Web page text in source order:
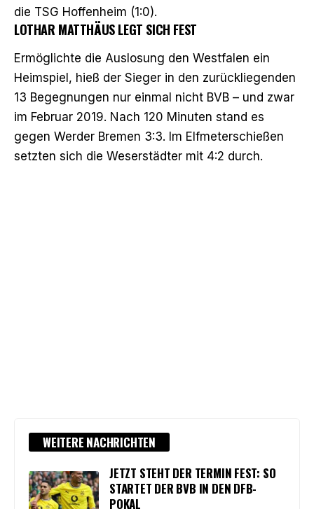
die TSG Hoffenheim (1:0).
LOTHAR MATTHÄUS LEGT SICH FEST
Ermöglichte die Auslosung den Westfalen ein
Heimspiel, hieß der Sieger in den zurückliegenden
13 Begegnungen nur einmal nicht BVB – und zwar
im Februar 2019. Nach 120 Minuten stand es
gegen Werder Bremen 3:3. Im Elfmeterschießen
setzten sich die Weserstädter mit 4:2 durch.
WEITERE NACHRICHTEN
JETZT STEHT DER TERMIN FEST: SO
STARTET DER BVB IN DEN DFB-
POKAL